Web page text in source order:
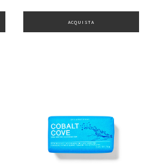
ACQUISTA